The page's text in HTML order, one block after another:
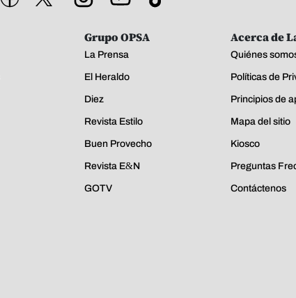
Grupo OPSA
La Prensa
El Heraldo
Diez
Revista Estilo
Buen Provecho
Revista E&N
GOTV
Acerca de
Quiénes
Políticas de
Principios de
Mapa del sitio
Kiosco
Preguntas
Contáctenos